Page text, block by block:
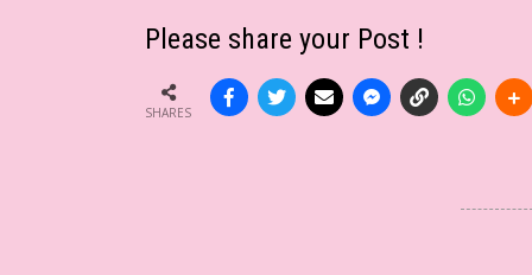
Please share your Post !
SHARES